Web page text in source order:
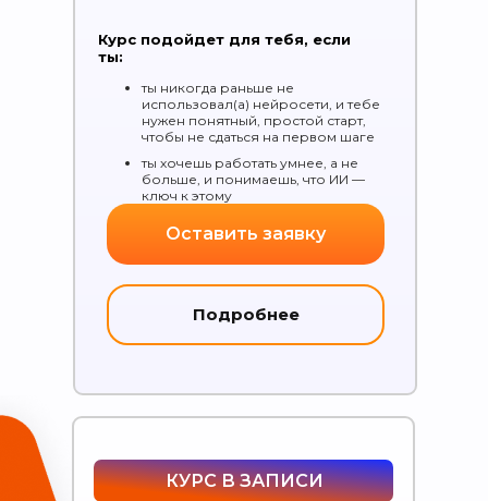
Курс подойдет для тебя, если
ты:
ты никогда раньше не
использовал(а) нейросети, и тебе
нужен понятный, простой старт,
чтобы не сдаться на первом шаге
ты хочешь работать умнее, а не
больше, и понимаешь, что ИИ —
ключ к этому
Оставить заявку
Подробнее
КУРС В ЗАПИСИ